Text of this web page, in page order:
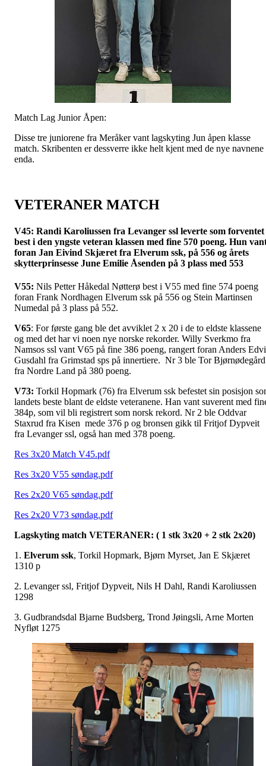
Match Lag Junior Åpen:
Disse tre juniorene fra Meråker vant lagskyting Jun åpen klasse
match. Skribenten er dessverre ikke helt kjent med de nye navnene
enda.
VETERANER MATCH
V45: Randi Karoliussen fra Levanger ssl leverte som forventet
best i den yngste veteran klassen med fine 570 poeng. Hun
foran Jan Eivind Skjæret fra Elverum ssk, på 556 og årets
skytterprinsesse June Emilie Åsenden på 3 plass med 553
V55: Nils Petter Håkedal Nøtterø best i V55 med fine 574 poeng
foran Frank Nordhagen Elverum ssk på 556 og Stein Martinsen
Numedal på 3 plass på 552.
V65: For første gang ble det avviklet 2 x 20 i de to eldste klassene
og med det har vi noen nye norske rekorder. Willy Sverkmo fra
Namsos ssl vant V65 på fine 386 poeng, rangert foran Anders
Gusdahl fra Grimstad sps på innertiere. Nr 3 ble Tor Bjørnødegård
fra Nordre Land på 380 poeng.
V73: Torkil Hopmark (76) fra Elverum ssk befestet sin posisjon
landets beste blant de eldste veteranene. Han vant suverent med
384p, som vil bli registrert som norsk rekord. Nr 2 ble Oddvar
Staxrud fra Kisen mede 376 p og bronsen gikk til Fritjof Dypveit
fra Levanger ssl, også han med 378 poeng.
Res 3x20 Match V45.pdf
Res 3x20 V55 søndag.pdf
Res 2x20 V65 søndag.pdf
Res 2x20 V73 søndag.pdf
Lagskyting match VETERANER: ( 1 stk 3x20 + 2 stk 2x20)
1. Elverum ssk, Torkil Hopmark, Bjørn Myrset, Jan E Skjæret
1310 p
2. Levanger ssl, Fritjof Dypveit, Nils H Dahl, Randi Karoliussen
1298
3. Gudbrandsdal Bjarne Budsberg, Trond Jøingsli, Arne Morten
Nyfløt 1275